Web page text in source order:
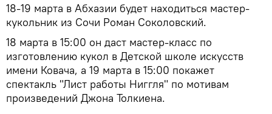
18-19 марта в Абхазии будет находиться мастер-
кукольник из Сочи Роман Соколовский.
18 марта в 15:00 он даст мастер-класс по
изготовлению кукол в Детской школе искусств
имени Ковача, а 19 марта в 15:00 покажет
спектакль "Лист работы Ниггля" по мотивам
произведений Джона Толкиена.